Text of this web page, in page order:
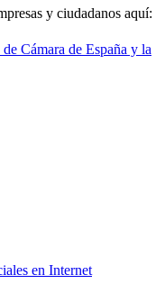
y ciudadanos aquí:
Cámara de España y la
en Internet